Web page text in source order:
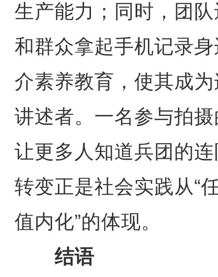
生产能力；同时，团
和群众拿起手机记录
介素养教育，使其成
讲述者。一名参与拍
让更多人知道兵团的
转变正是社会实践从“
值内化”的体现。
结语